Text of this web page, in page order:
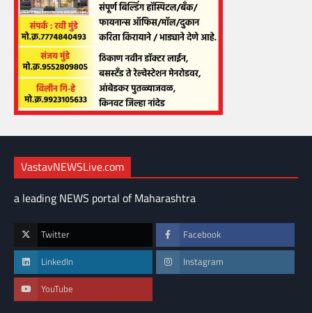
VastavNEWSLive.com
a leading NEWS portal of Maharashtra
Twitter Facebook
LinkedIn Instagram
YouTube